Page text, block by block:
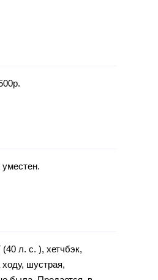
л. с. ), хетчбэк,
шустрая,